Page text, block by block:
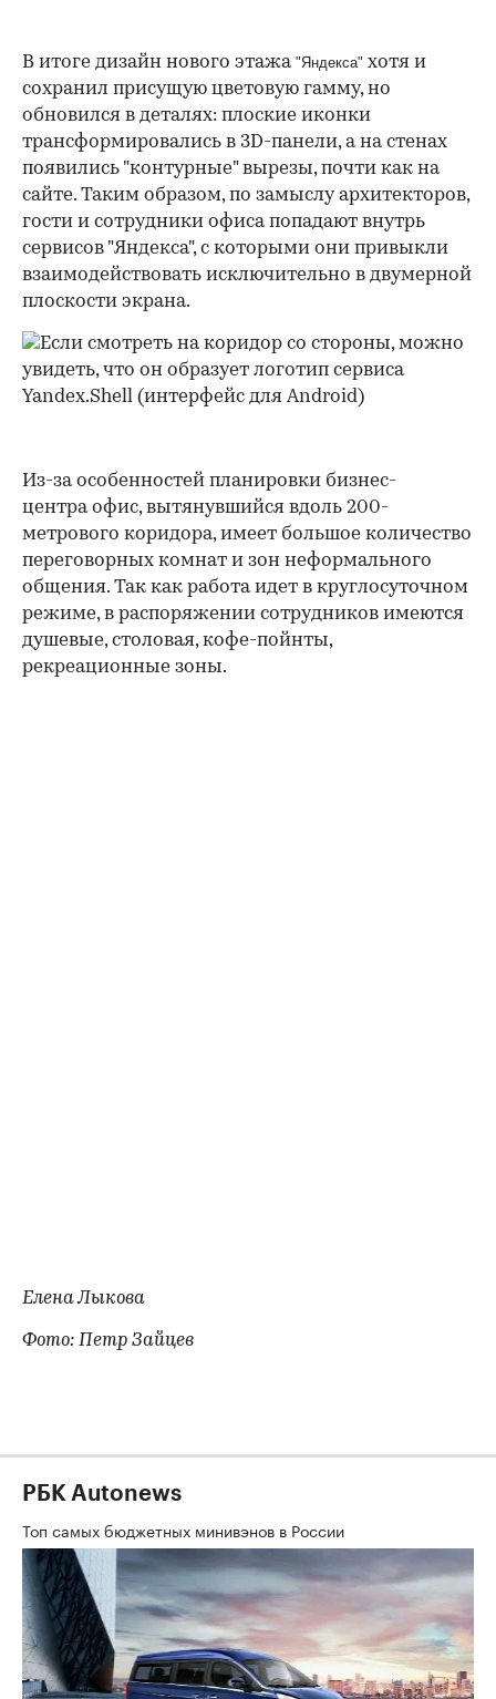
В итоге дизайн нового этажа "Яндекса" хотя и
сохранил присущую цветовую гамму, но
обновился в деталях: плоские иконки
трансформировались в 3D-панели, а на стенах
появились "контурные" вырезы, почти как на
сайте. Таким образом, по замыслу архитекторов,
гости и сотрудники офиса попадают внутрь
сервисов "Яндекса", c которыми они привыкли
взаимодействовать исключительно в двумерной
плоскости экрана.
Из-за особенностей планировки бизнес-
центра офис, вытянувшийся вдоль 200-
метрового коридора, имеет большое количество
переговорных комнат и зон неформального
общения. Так как работа идет в круглосуточном
режиме, в распоряжении сотрудников имеются
душевые, столовая, кофе-пойнты,
рекреационные зоны.
Елена Лыкова
Фото: Петр Зайцев
РБК Autonews
Топ самых бюджетных минивэнов в России